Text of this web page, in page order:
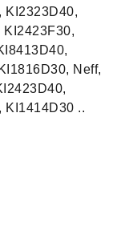
KI2323D40,
KI2423F30,
Neff,
KI1414D30 ..